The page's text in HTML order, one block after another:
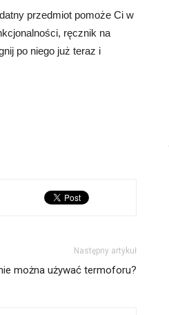
przedmiot pomoże Ci w
ręcznik na
po niego już teraz i
Następny artykuł
można używać termoforu?